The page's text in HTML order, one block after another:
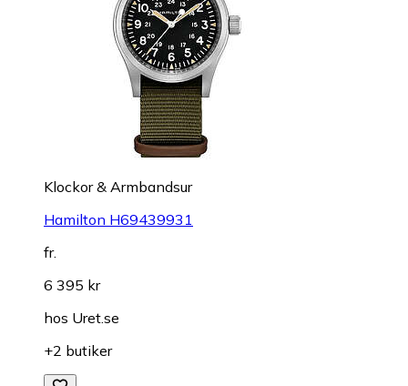
Klockor & Armbandsur
Hamilton H69439931
fr.
6 395 kr
hos Uret.se
+2 butiker